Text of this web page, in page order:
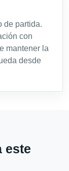
de partida.
con
mantener la
desde
este